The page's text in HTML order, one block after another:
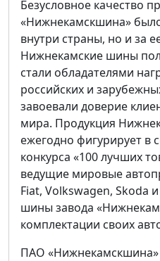
Безусловное качество
«Нижнекамскшина»
внутри страны, но и за
Нижнекамские шины
стали обладателями
российских и
завоевали доверие
мира. Продукция
ежегодно фигурирует в
конкурса «100 лучших
ведущие мировые
Fiat, Volkswagen, Skoda
шины завода
комплектации своих
ПАО «Нижнекамскшина»